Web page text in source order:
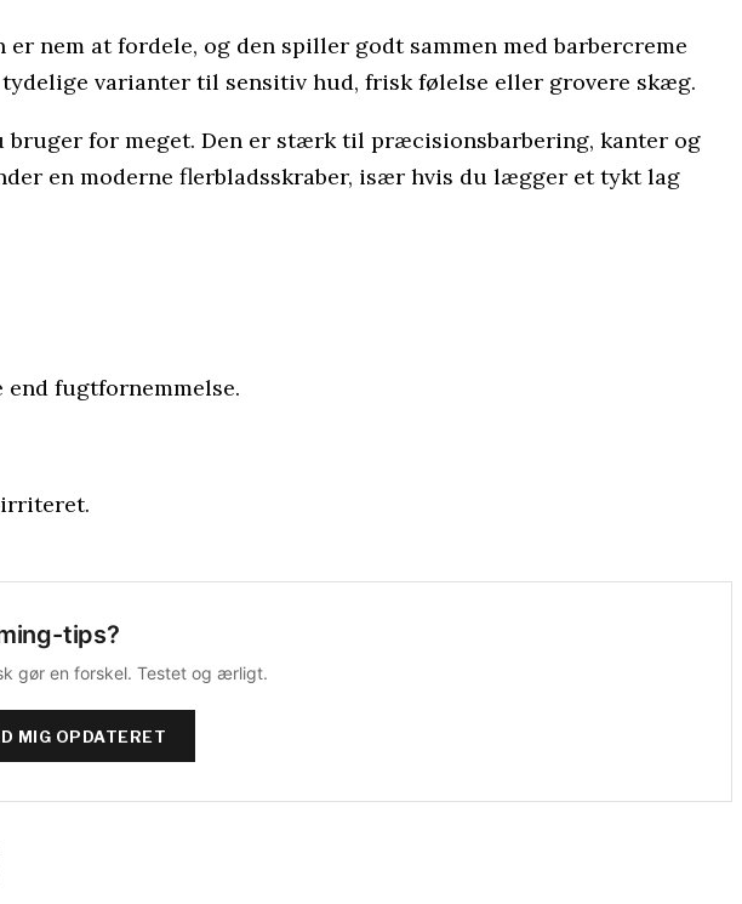
nem at fordele, og den spiller godt sammen med barbercreme
varianter til sensitiv hud, frisk følelse eller grovere skæg.
bruger for meget. Den er stærk til præcisionsbarbering, kanter og
en moderne flerbladsskraber, især hvis du lægger et tykt lag
fugtfornemmelse.
irriteret.
tips?
gør en forskel. Testet og ærligt.
MIG OPDATERET